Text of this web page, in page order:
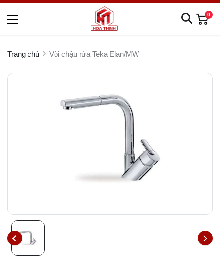
0
Trang chủ Vòi chậu rửa Teka Elan/MW